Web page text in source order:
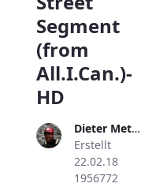
Segment
(from
All.I.Can.)-
HD
Dieter Metzler
Erstellt
22.02.18
1956772